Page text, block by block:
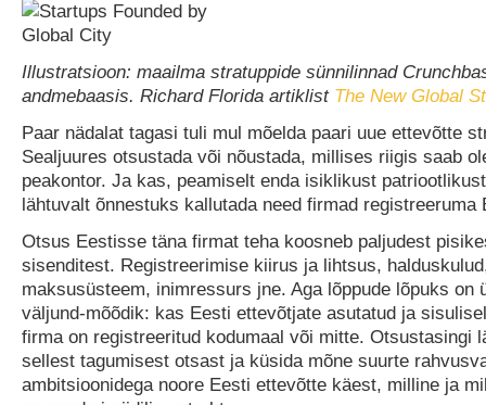
Illustratsioon: maailma stratuppide sünnilinnad
andmebaasis. Richard Florida artiklist The New Global
Paar nädalat tagasi tuli mul mõelda paari uue ettevõtte
Sealjuures otsustada või nõustada, millises riigis saab
peakontor. Ja kas, peamiselt enda isiklikust
lähtuvalt õnnestuks kallutada need firmad registreeruma
Otsus Eestisse täna firmat teha koosneb paljudest
sisenditest. Registreerimise kiirus ja lihtsus,
maksusüsteem, inimressurs jne. Aga lõppude lõpuks on
väljund-mõõdik: kas Eesti ettevõtjate asutatud ja
firma on registreeritud kodumaal või mitte. Otsustasingi
sellest tagumisest otsast ja küsida mõne suurte
ambitsioonidega noore Eesti ettevõtte käest, milline ja